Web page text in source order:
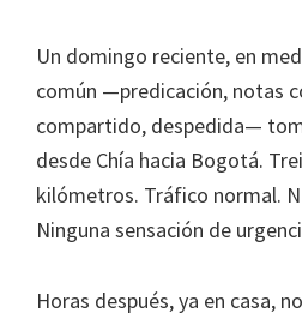
Un domingo reciente, en
común —predicación, notas
compartido, despedida—
desde Chía hacia Bogotá.
kilómetros. Tráfico normal.
Ninguna sensación de
Horas después, ya en casa,